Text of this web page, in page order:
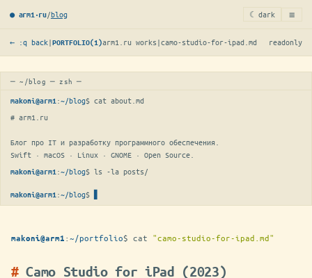
● arm1·ru/blog ☾ dark ≡
← :q back|PORTFOLIO(1)arm1.ru works |camo-studio-for-ipad.md readonly
─ ~/blog ─ zsh ─
makoni@arm1 :~/blog$ cat about.md
# arm1.ru
Блог про IT и разработку программного обеспечения.
Swift · macOS · Linux · GNOME · Open Source.
makoni@arm1 :~/blog$ ls -la posts/
makoni@arm1 :~/blog$
makoni@arm1 :~/portfolio$ cat "camo-studio-for-ipad.md"
Camo Studio for iPad (2023)